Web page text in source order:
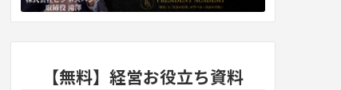
【無料】経営お役立ち資料